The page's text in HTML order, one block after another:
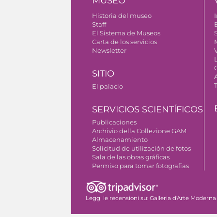
Historia del museo
Staff
El Sistema de Museos
Carta de los servicios
Newsletter
SITIO
El palacio
SERVICIOS SCIENTÍFICOS
Publicaciones
Archivio della Collezione GAM
Almacenamiento
Solicitud de utilización de fotos
Sala de las obras gráficas
Permiso para tomar fotografías
Leggi le recensioni su: Galleria d'Arte Moderna